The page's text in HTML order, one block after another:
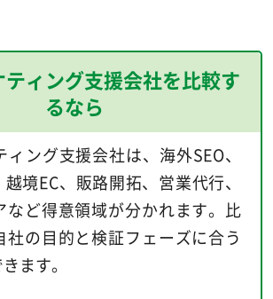
ィング支援会社を比較す
るなら
ング支援会社は、海外SEO、
境EC、販路開拓、営業代行、
など得意領域が分かれます。比
社の目的と検証フェーズに合う
ます。